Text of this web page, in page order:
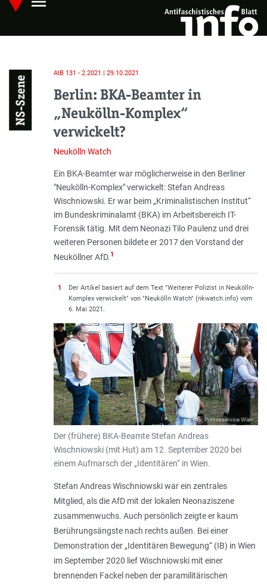
Skip
main
Hauptmenü öffnen
NS-Szene
AIB 131 - 2.2021 | 29.10.2021
Berlin: BKA-Beamter in
„Neukölln-Komplex“
verwickelt?
Neukölln Watch
Einleitung
Ein BKA-Beamter war möglicherweise in den Berliner
"Neukölln-Komplex" verwickelt: Stefan Andreas
Wischniowski. Er war beim „Kriminalistischen Institut“
im Bundeskriminalamt (BKA) im Arbeitsbereich IT-
Forensik tätig. Mit dem Neonazi Tilo Paulenz und drei
weiteren Personen bildete er 2017 den Vorstand der
Neuköllner AfD.1
1
Der Artikel basiert auf dem Text "Weiterer Polizist in Neukölln-
Komplex verwickelt" von "Neukölln Watch" (nkwatch.info) vom
6. Mai 2021.
Foto: Presseservice Wien
Der (frühere) BKA-Beamte Stefan Andreas
Wischniowski (mit Hut) am 12. September 2020 bei
einem Aufmarsch der „Identitären“ in Wien.
Stefan Andreas Wischniowski war ein zentrales
Mitglied, als die AfD mit der lokalen Neonaziszene
zusammenwuchs. Auch persönlich zeigte er kaum
Berührungsängste nach rechts außen. Bei einer
Demonstration der „Identitären Bewegung“ (IB) in Wien
im September 2020 lief Wischniowski mit einer
brennenden Fackel neben der paramilitärischen